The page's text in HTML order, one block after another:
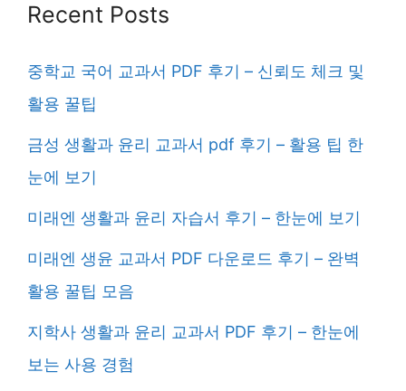
Recent Posts
중학교 국어 교과서 PDF 후기 – 신뢰도 체크 및
활용 꿀팁
금성 생활과 윤리 교과서 pdf 후기 – 활용 팁 한
눈에 보기
미래엔 생활과 윤리 자습서 후기 – 한눈에 보기
미래엔 생윤 교과서 PDF 다운로드 후기 – 완벽
활용 꿀팁 모음
지학사 생활과 윤리 교과서 PDF 후기 – 한눈에
보는 사용 경험